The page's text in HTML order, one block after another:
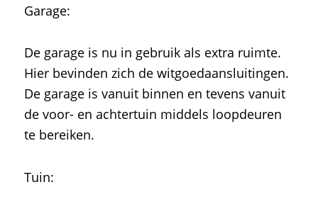
Garage:
De garage is nu in gebruik als extra ruimte.
Hier bevinden zich de witgoedaansluitingen.
De garage is vanuit binnen en tevens vanuit
de voor- en achtertuin middels loopdeuren
te bereiken.
Tuin: